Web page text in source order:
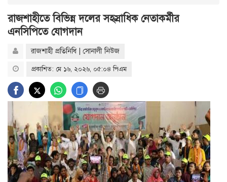
রাজশাহীতে বিভিন্ন দলের সহস্রাধিক নেতাকর্মীর
এনসিপিতে যোগদান
রাজশাহী প্রতিনিধি | সোনালী নিউজ
প্রকাশিত: মে ১৬, ২০২৬, ০৫:০৪ পিএম